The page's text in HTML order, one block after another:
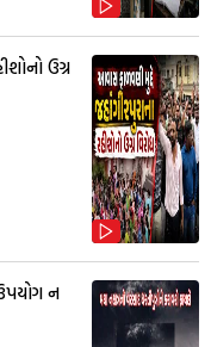
ઉગ્ર
ન